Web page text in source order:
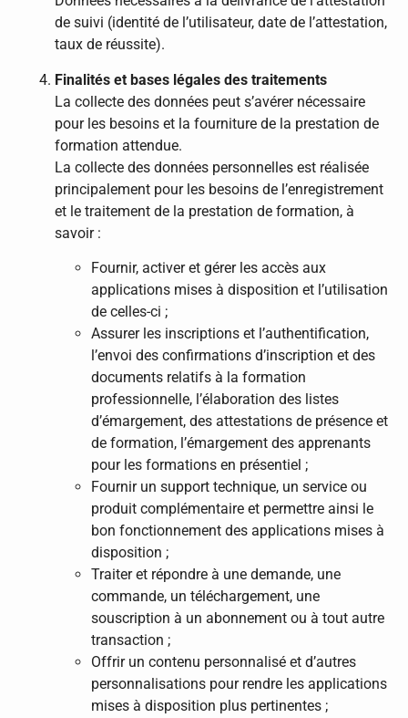
de suivi (identité de l’utilisateur, date de l’attestation,
taux de réussite).
Finalités et bases légales des traitements
La collecte des données peut s’avérer nécessaire
pour les besoins et la fourniture de la prestation de
formation attendue.
La collecte des données personnelles est réalisée
principalement pour les besoins de l’enregistrement
et le traitement de la prestation de formation, à
savoir :
Fournir, activer et gérer les accès aux
applications mises à disposition et l’utilisation
de celles-ci ;
Assurer les inscriptions et l’authentification,
l’envoi des confirmations d’inscription et des
documents relatifs à la formation
professionnelle, l’élaboration des listes
d’émargement, des attestations de présence et
de formation, l’émargement des apprenants
pour les formations en présentiel ;
Fournir un support technique, un service ou
produit complémentaire et permettre ainsi le
bon fonctionnement des applications mises à
disposition ;
Traiter et répondre à une demande, une
commande, un téléchargement, une
souscription à un abonnement ou à tout autre
transaction ;
Offrir un contenu personnalisé et d’autres
personnalisations pour rendre les applications
mises à disposition plus pertinentes ;